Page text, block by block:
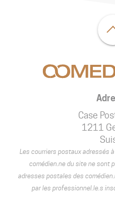
Case
1211
Les courriers postaux adressés
comédien.ne du site ne sont
adresses postales des
par les professionnel.le.s